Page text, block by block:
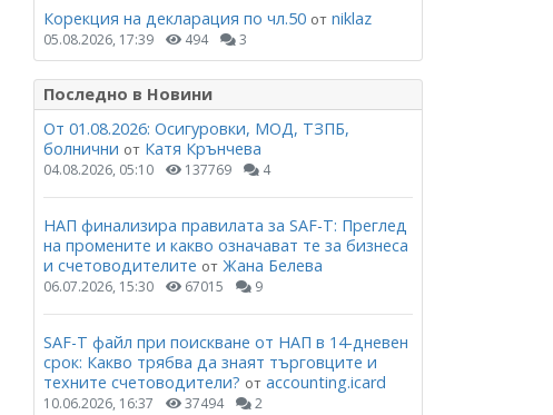
Корекция на декларация по чл.50 от niklaz
05.08.2026, 17:39 494 3
Последно в Новини
От 01.08.2026: Осигуровки, МОД, ТЗПБ,
болнични от Катя Крънчева
04.08.2026, 05:10 137769 4
НАП финализира правилата за SAF-T: Преглед
на промените и какво означават те за бизнеса
и счетоводителите от Жана Белева
06.07.2026, 15:30 67015 9
SAF-T файл при поискване от НАП в 14-дневен
срок: Какво трябва да знаят търговците и
техните счетоводители? от accounting.icard
10.06.2026, 16:37 37494 2